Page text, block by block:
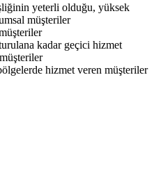
yeterli olduğu, yüksek
müşteriler
kadar geçici hizmet
hizmet veren müşteriler